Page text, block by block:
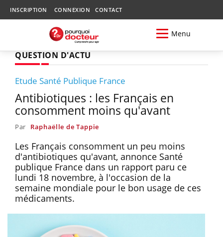
INSCRIPTION CONNEXION CONTACT
Menu
QUESTION D'ACTU
Etude Santé Publique France
Antibiotiques : les Français en
consomment moins qu'avant
Par Raphaëlle de Tappie
Les Français consomment un peu moins
d'antibiotiques qu'avant, annonce Santé
publique France dans un rapport paru ce
lundi 18 novembre, à l'occasion de la
semaine mondiale pour le bon usage de ces
médicaments.